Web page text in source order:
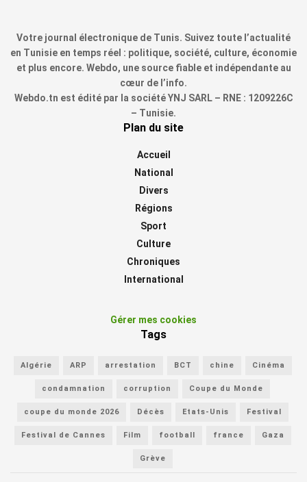
Votre journal électronique de Tunis. Suivez toute l’actualité
en Tunisie en temps réel : politique, société, culture, économie
et plus encore. Webdo, une source fiable et indépendante au
cœur de l’info.
Webdo.tn est édité par la société YNJ SARL – RNE : 1209226C
– Tunisie.
Plan du site
Accueil
National
Divers
Régions
Sport
Culture
Chroniques
International
Gérer mes cookies
Tags
Algérie ARP arrestation BCT chine Cinéma
condamnation corruption Coupe du Monde
coupe du monde 2026 Décès Etats-Unis Festival
Festival de Cannes Film football france Gaza
Grève